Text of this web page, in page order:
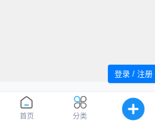
首页 分类
登录 / 注册
追风者论坛 Powered by WindMC
备20220059号
1037682